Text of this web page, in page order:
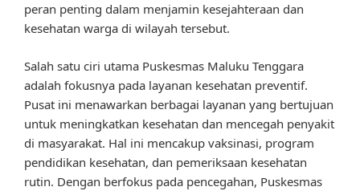
peran penting dalam menjamin kesejahteraan dan
kesehatan warga di wilayah tersebut.
Salah satu ciri utama Puskesmas Maluku Tenggara
adalah fokusnya pada layanan kesehatan preventif.
Pusat ini menawarkan berbagai layanan yang bertujuan
untuk meningkatkan kesehatan dan mencegah penyakit
di masyarakat. Hal ini mencakup vaksinasi, program
pendidikan kesehatan, dan pemeriksaan kesehatan
rutin. Dengan berfokus pada pencegahan, Puskesmas